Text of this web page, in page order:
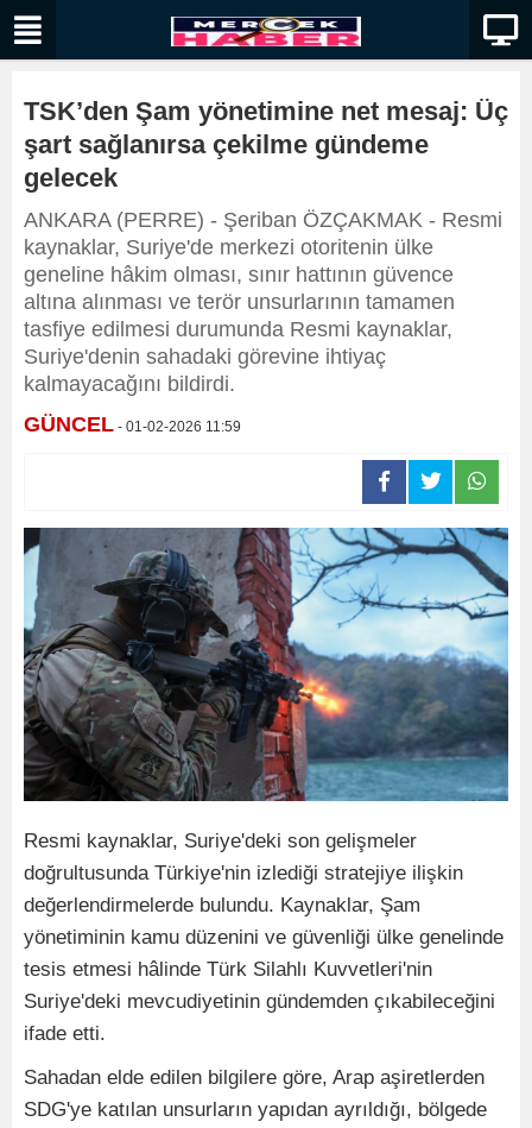
TSK’den Şam yönetimine net mesaj: Üç
şart sağlanırsa çekilme gündeme
gelecek
ANKARA (PERRE) - Şeriban ÖZÇAKMAK - Resmi
kaynaklar, Suriye'de merkezi otoritenin ülke
geneline hâkim olması, sınır hattının güvence
altına alınması ve terör unsurlarının tamamen
tasfiye edilmesi durumunda Resmi kaynaklar,
Suriye'denin sahadaki görevine ihtiyaç
kalmayacağını bildirdi.
GÜNCEL - 01-02-2026 11:59
Resmi kaynaklar, Suriye'deki son gelişmeler
doğrultusunda Türkiye'nin izlediği stratejiye ilişkin
değerlendirmelerde bulundu. Kaynaklar, Şam
yönetiminin kamu düzenini ve güvenliği ülke genelinde
tesis etmesi hâlinde Türk Silahlı Kuvvetleri'nin
Suriye'deki mevcudiyetinin gündemden çıkabileceğini
ifade etti.
Sahadan elde edilen bilgilere göre, Arap aşiretlerden
SDG'ye katılan unsurların yapıdan ayrıldığı, bölgede